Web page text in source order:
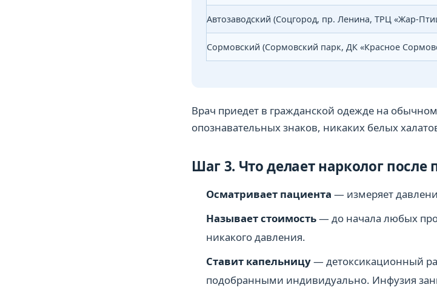
Автозаводский (Соцгород, пр. Ленина, ТРЦ «Жар-
Сормовский (Сормовский парк, ДК «Красное
Врач приедет в гражданской одежде на
опознавательных знаков, никаких белых
Шаг 3. Что делает нарколог после
Осматривает пациента — измеряет
Называет стоимость— до начала любых
никакого давления.
Ставит капельницу— детоксикационный
подобранными индивидуально. Инфузия